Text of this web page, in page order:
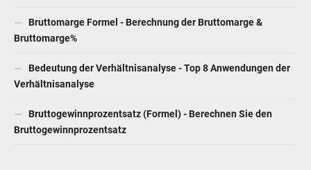
Bruttomarge Formel - Berechnung der Bruttomarge &
Bruttomarge%
Bedeutung der Verhältnisanalyse - Top 8 Anwendungen der
Verhältnisanalyse
Bruttogewinnprozentsatz (Formel) - Berechnen Sie den
Bruttogewinnprozentsatz